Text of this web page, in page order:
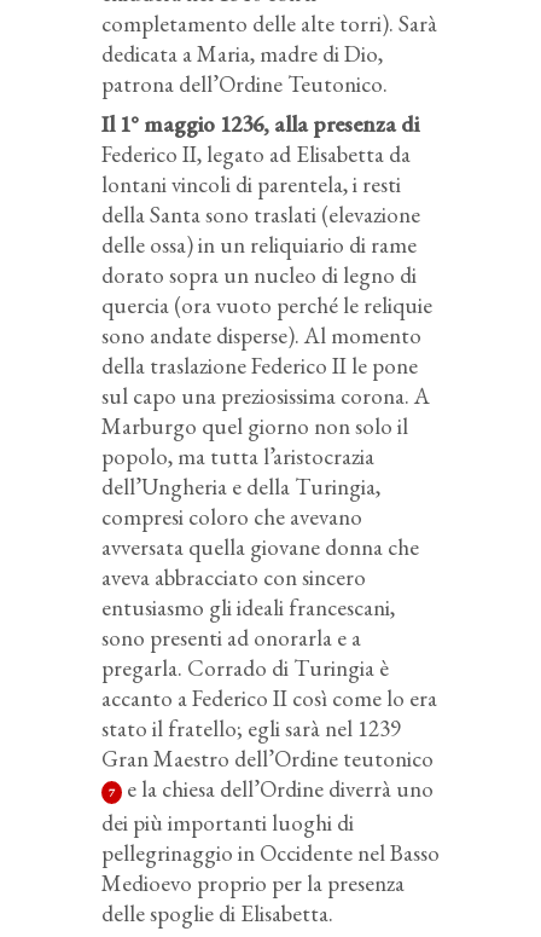
completamento delle alte torri). Sarà
dedicata a Maria, madre di Dio,
patrona dell’Ordine Teutonico.
Il 1° maggio 1236, alla presenza di
Federico II, legato ad Elisabetta da
lontani vincoli di parentela, i resti
della Santa sono traslati (elevazione
delle ossa) in un reliquiario di rame
dorato sopra un nucleo di legno di
quercia (ora vuoto perché le reliquie
sono andate disperse). Al momento
della traslazione Federico II le pone
sul capo una preziosissima corona. A
Marburgo quel giorno non solo il
popolo, ma tutta l’aristocrazia
dell’Ungheria e della Turingia,
compresi coloro che avevano
avversata quella giovane donna che
aveva abbracciato con sincero
entusiasmo gli ideali francescani,
sono presenti ad onorarla e a
pregarla. Corrado di Turingia è
accanto a Federico II così come lo era
stato il fratello; egli sarà nel 1239
Gran Maestro dell’Ordine teutonico
7
e la chiesa dell’Ordine diverrà uno
dei più importanti luoghi di
pellegrinaggio in Occidente nel Basso
Medioevo proprio per la presenza
delle spoglie di Elisabetta.